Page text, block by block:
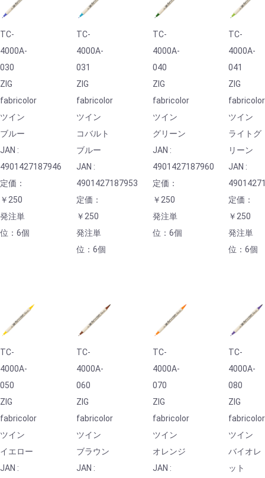
TC-
4000A-
030
ZIG
fabricolor
ツイン
ブルー
JAN :
4901427187946
定価：
￥250
発注単
位：6個
TC-
4000A-
031
ZIG
fabricolor
ツイン
コバルト
ブルー
JAN :
4901427187953
定価：
￥250
発注単
位：6個
TC-
4000A-
040
ZIG
fabricolor
ツイン
グリーン
JAN :
4901427187960
定価：
￥250
発注単
位：6個
TC-
4000A-
041
ZIG
fabricolor
ツイン
ライトグ
リーン
JAN :
定価：
￥250
発注単
位：6個
TC-
4000A-
050
ZIG
fabricolor
ツイン
イエロー
JAN :
TC-
4000A-
060
ZIG
fabricolor
ツイン
ブラウン
JAN :
TC-
4000A-
070
ZIG
fabricolor
ツイン
オレンジ
JAN :
TC-
4000A-
080
ZIG
fabricolor
ツイン
バイオレ
ット